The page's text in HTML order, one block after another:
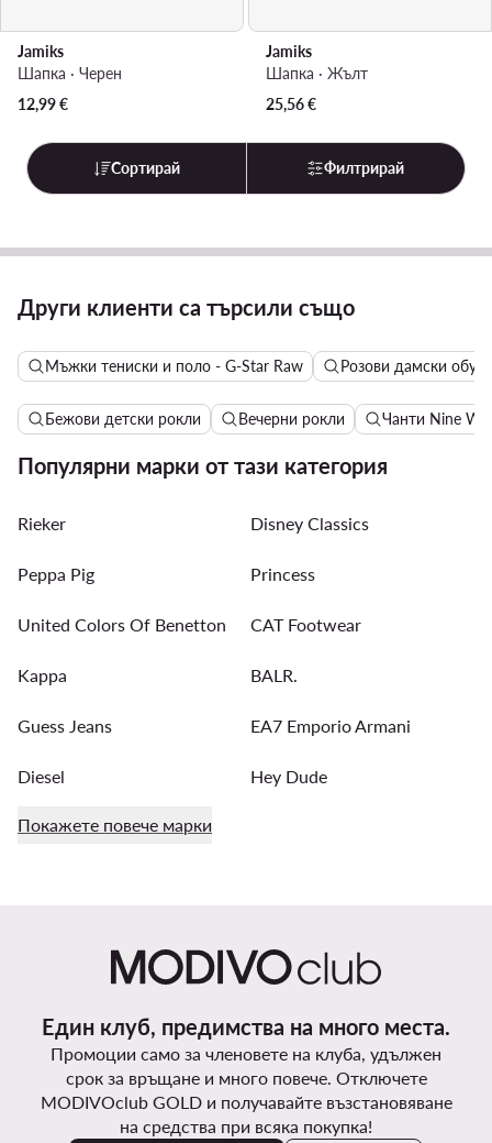
Jamiks
Шапка · Черен
12,99€
Jamiks
Шапка · Жълт
25,56€
Сортирай Филтрирай
Други клиенти са търсили също
Мъжки тениски и поло - G-Star Raw Розови дамски
Бежови детски рокли Вечерни рокли Чанти Nine
Популярни марки от тази категория
Rieker Disney Classics
Peppa Pig Princess
United Colors Of Benetton CAT Footwear
Kappa BALR.
Guess Jeans EA7 Emporio Armani
Diesel Hey Dude
Покажете повече марки
Един клуб, предимства на много места.
Промоции само за членовете на клуба, удължен
срок за връщане и много повече. Отключете
MODIVOclub GOLD и получавайте възстановяване
на средства при всяка покупка!